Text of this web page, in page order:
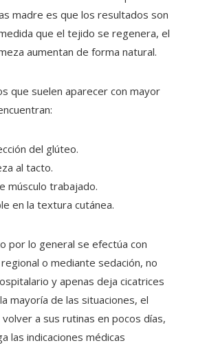
madre es que los resultados son
que el tejido se regenera, el
aumentan de forma natural.
que suelen aparecer con mayor
del glúteo.
al tacto.
músculo trabajado.
en la textura cutánea.
por lo general se efectúa con
o mediante sedación, no
y apenas deja cicatrices
mayoría de las situaciones, el
a sus rutinas en pocos días,
las indicaciones médicas